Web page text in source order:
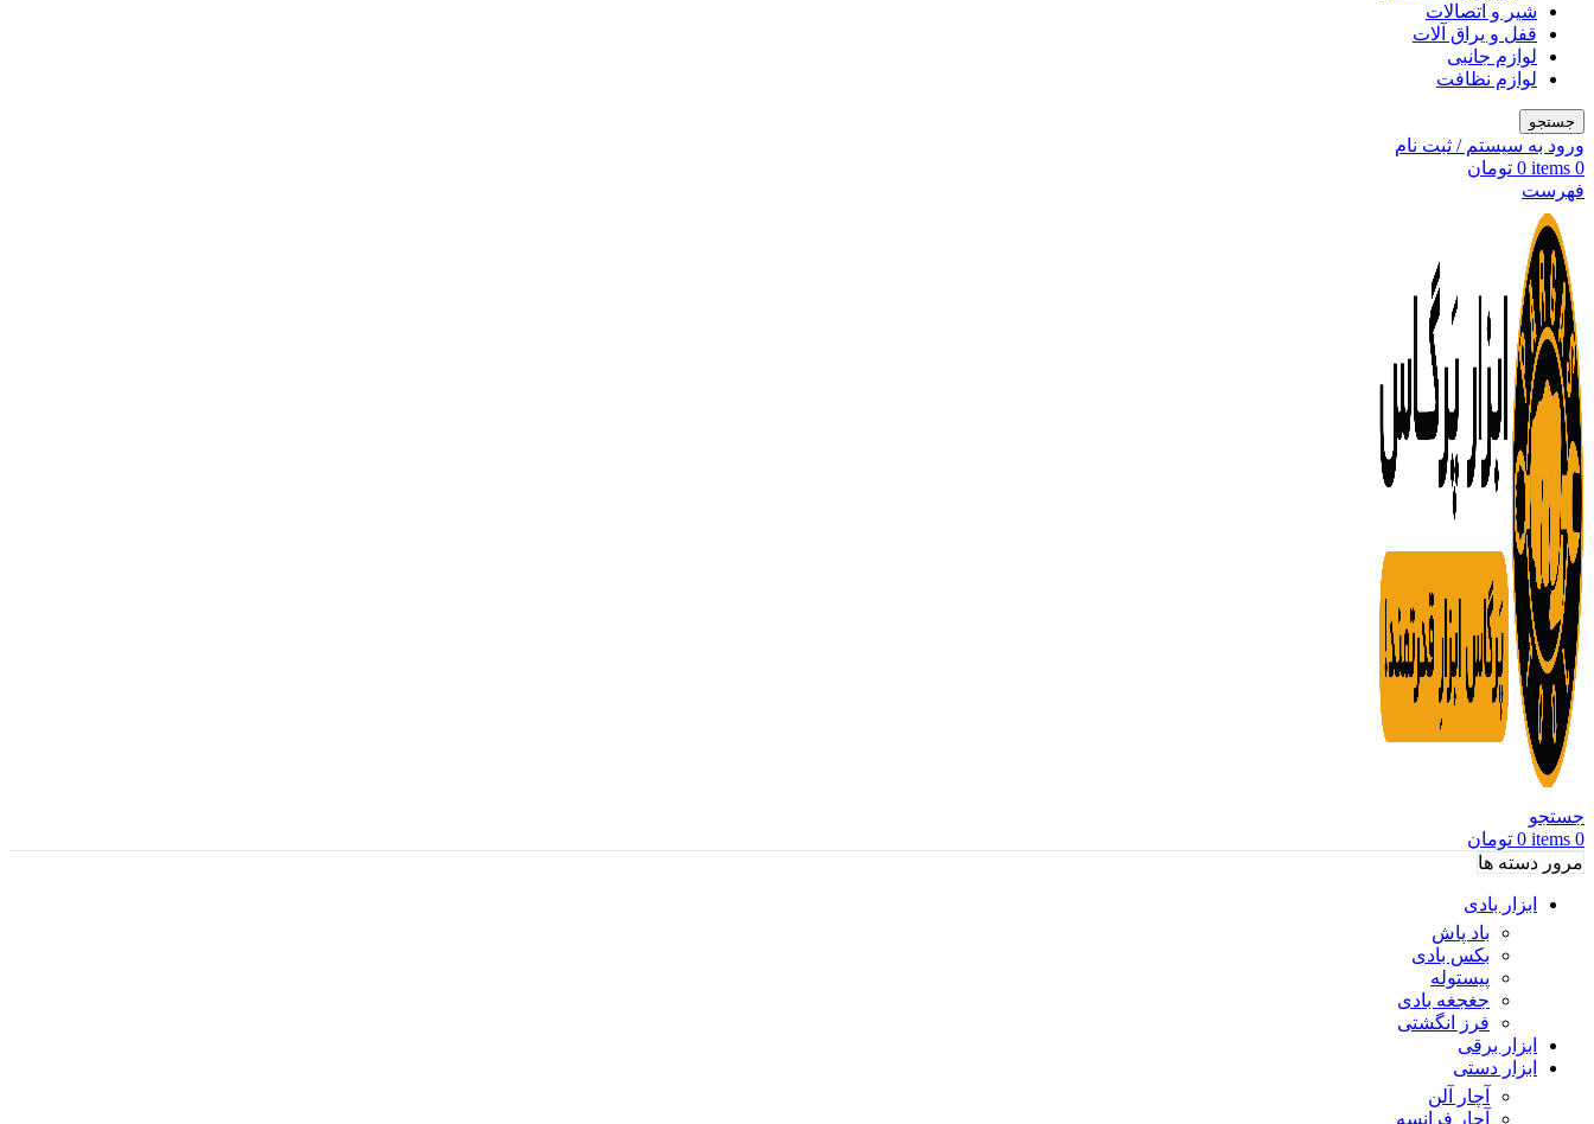
شیر و اتصالات
قفل و یراق آلات
لوازم جانبی
لوازم نظافت
جستجو
ورود به سیستم / ثبت نام
0
items
0 تومان
فهرست
جستجو
0
items
0 تومان
مرور دسته ها
ابزار بادی
باد پاش
بکس بادی
پیستوله
جغجغه بادی
فرز انگشتی
ابزار برقی
ابزار دستی
آچار آلن
آچار فرانسه